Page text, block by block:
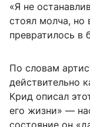
«Я не
стоял молча, но
превратилось в
По словам
действительно
Крид описал
его жизни» —